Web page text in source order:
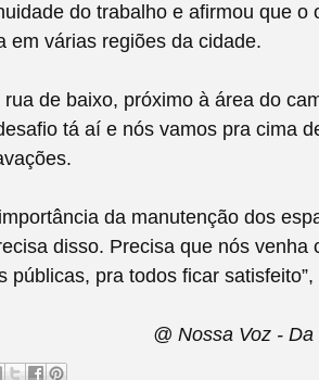
do trabalho e afirmou que o
em várias regiões da cidade.
de baixo, próximo à área do
tá aí e nós vamos pra cima
da manutenção dos
disso. Precisa que nós venha
pra todos ficar satisfeito”,
@ Nossa Voz -